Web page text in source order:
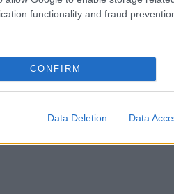
functionality and fraud
CONFIRM
Data Deletion Data